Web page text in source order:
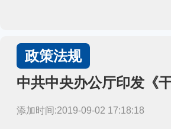
政策法规
中共中央办公厅印发《
添加时间:2019-09-02 17:18:18